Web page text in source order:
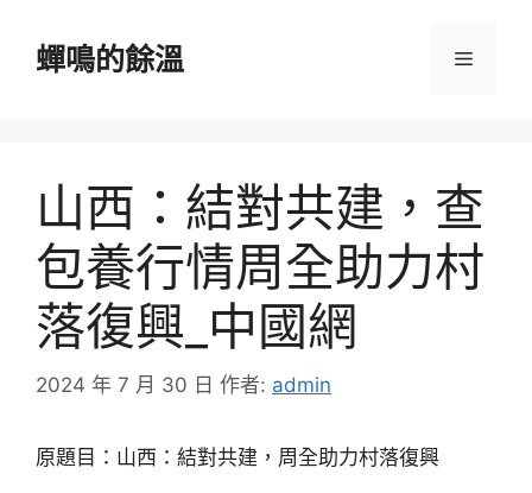
蟬鳴的餘溫 選
山西：結對共建，查
包養行情周全助力村
落復興_中國網
2024 年 7 月 30 日 作者: admin
原題目：山西：結對共建，周全助力村落復興